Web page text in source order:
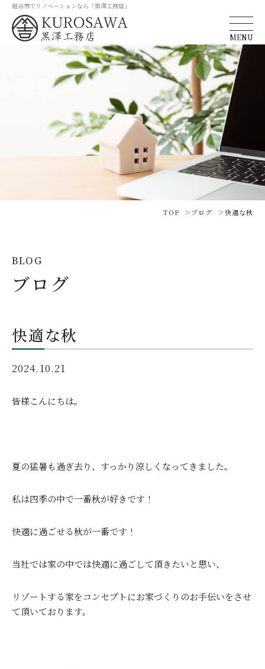
越谷市でリノベーションなら「黒澤工務店」
MENU
TOP ブログ 快適な秋
BLOG
ブログ
快適な秋
2024.10.21
皆様こんにちは。
夏の猛暑も過ぎ去り、すっかり涼しくなってきました。
私は四季の中で一番秋が好きです！
快適に過ごせる秋が一番です！
当社では家の中では快適に過ごして頂きたいと思い、
リゾートする家をコンセプトにお家づくりのお手伝いをさせ
て頂いております。